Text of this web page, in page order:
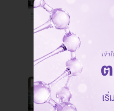
ถูกที่
ทำ
Cher
บางขุนเทียน , พระโขนง ,